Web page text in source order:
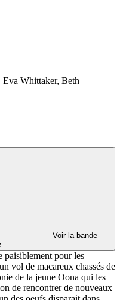
Whittaker, Beth
Voir la bande-
paisiblement pour les
vol de macareux chassés de
de la jeune Oona qui les
de rencontrer de nouveaux